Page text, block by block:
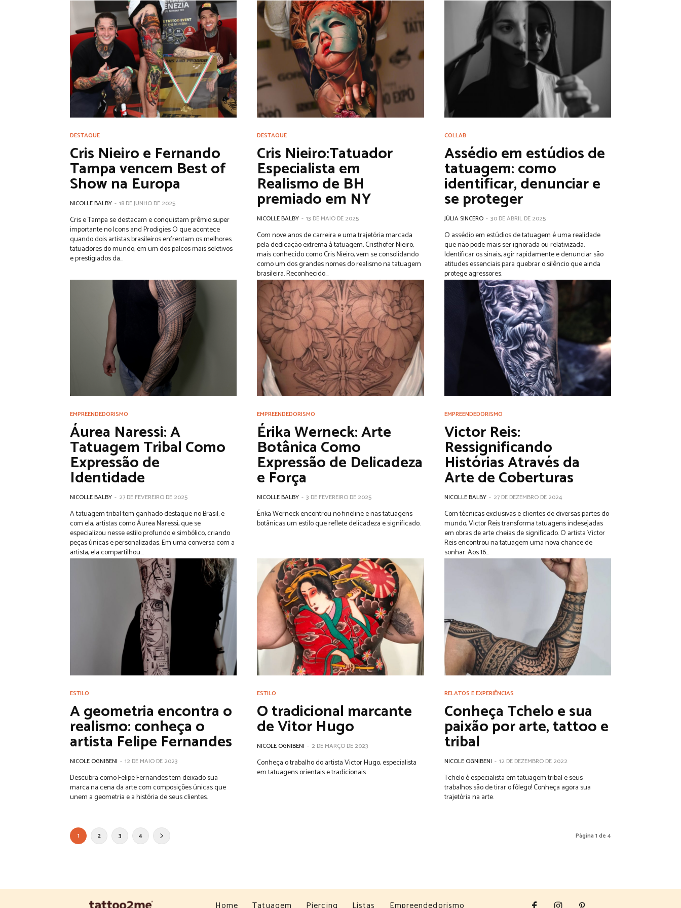
DESTAQUE
Cris Nieiro e Fernando
Tampa vencem Best of
Show na Europa
NICOLLE BALBY - 18 DE JUNHO DE 2025
Cris e Tampa se destacam e conquistam prêmio super
importante no Icons and Prodigies O que acontece
quando dois artistas brasileiros enfrentam os melhores
tatuadores do mundo, em um dos palcos mais seletivos
e prestigiados da...
DESTAQUE
Cris Nieiro:Tatuador
Especialista em
Realismo de BH
premiado em NY
NICOLLE BALBY - 13 DE MAIO DE 2025
Com nove anos de carreira e uma trajetória marcada
pela dedicação extrema à tatuagem, Cristhofer Nieiro,
mais conhecido como Cris Nieiro, vem se consolidando
como um dos grandes nomes do realismo na tatuagem
brasileira. Reconhecido...
COLLAB
Assédio em estúdios de
tatuagem: como
identificar, denunciar e
se proteger
JÚLIA SINCERO - 30 DE ABRIL DE 2025
O assédio em estúdios de tatuagem é uma realidade
que não pode mais ser ignorada ou relativizada.
Identificar os sinais, agir rapidamente e denunciar são
atitudes essenciais para quebrar o silêncio que ainda
protege agressores.
EMPREENDEDORISMO
Áurea Naressi: A
Tatuagem Tribal Como
Expressão de
Identidade
NICOLLE BALBY - 27 DE FEVEREIRO DE 2025
A tatuagem tribal tem ganhado destaque no Brasil, e
com ela, artistas como Áurea Naressi, que se
especializou nesse estilo profundo e simbólico, criando
peças únicas e personalizadas. Em uma conversa com a
artista, ela compartilhou...
EMPREENDEDORISMO
Érika Werneck: Arte
Botânica Como
Expressão de Delicadeza
e Força
NICOLLE BALBY - 3 DE FEVEREIRO DE 2025
Érika Werneck encontrou no fineline e nas tatuagens
botânicas um estilo que reflete delicadeza e significado.
EMPREENDEDORISMO
Victor Reis:
Ressignificando
Histórias Através da
Arte de Coberturas
NICOLLE BALBY - 27 DE DEZEMBRO DE 2024
Com técnicas exclusivas e clientes de diversas partes do
mundo, Victor Reis transforma tatuagens indesejadas
em obras de arte cheias de significado. O artista Victor
Reis encontrou na tatuagem uma nova chance de
sonhar. Aos 16...
ESTILO
A geometria encontra o
realismo: conheça o
artista Felipe Fernandes
NICOLE OGNIBENI - 12 DE MAIO DE 2023
Descubra como Felipe Fernandes tem deixado sua
marca na cena da arte com composições únicas que
unem a geometria e a história de seus clientes.
ESTILO
O tradicional marcante
de Vitor Hugo
NICOLE OGNIBENI - 2 DE MARÇO DE 2023
Conheça o trabalho do artista Victor Hugo, especialista
em tatuagens orientais e tradicionais.
RELATOS E EXPERIÊNCIAS
Conheça Tchelo e sua
paixão por arte, tattoo e
tribal
NICOLE OGNIBENI - 12 DE DEZEMBRO DE 2022
Tchelo é especialista em tatuagem tribal e seus
trabalhos são de tirar o fôlego! Conheça agora sua
trajetória na arte.
1 2 3 4 Página 1 de 4